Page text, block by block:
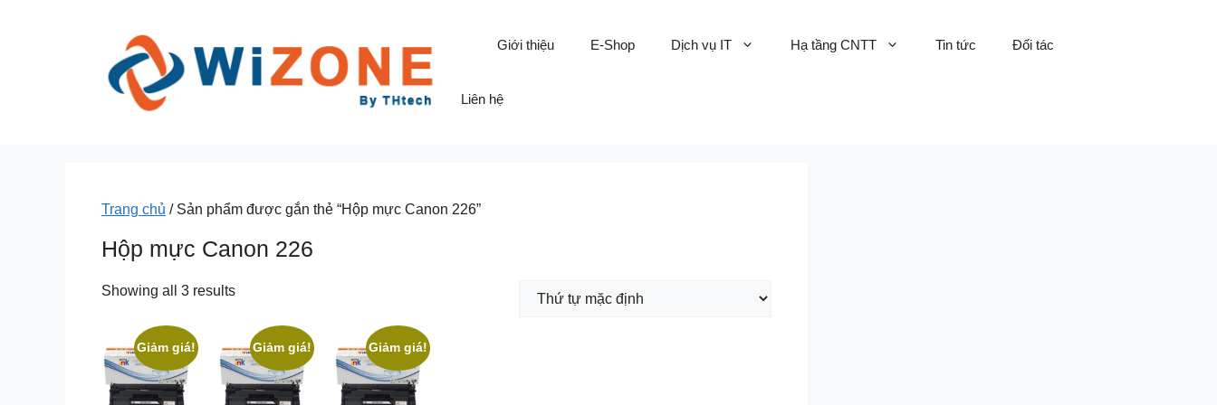
Giới thiệu E-Shop Dịch vụ IT Hạ tầng CNTT Tin tức Đối tác
Liên hệ
Trang chủ / Sản phẩm được gắn thẻ “Hộp mực Canon 226”
Hộp mực Canon 226
Showing all 3 results
Giảm giá! Giảm giá! Giảm giá!